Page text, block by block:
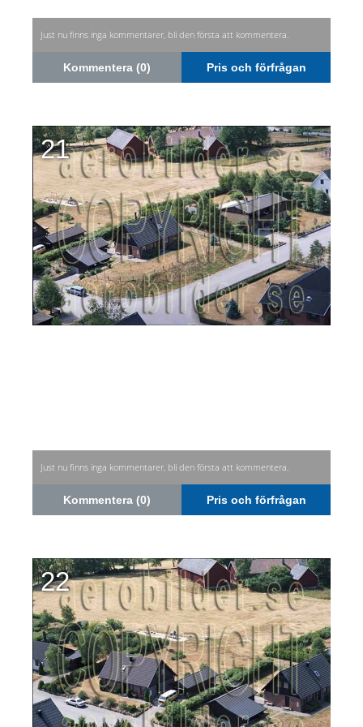
Just nu finns inga kommentarer, bli den första att kommentera.
Kommentera (0) Pris och förfrågan
21
Just nu finns inga kommentarer, bli den första att kommentera.
Kommentera (0) Pris och förfrågan
22